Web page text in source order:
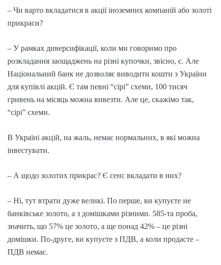
– Чи варто вкладатися в акції іноземних компаній або золоті
прикраси?
– У рамках диверсифікації, коли ми говоримо про
розкладання заощаджень на різні купочки, звісно, є. Але
Національний банк не дозволяє виводити кошти з України
для купівлі акцій. Є там певні “сірі” схеми, 100 тисяч
гривень на місяць можна вивезти. Але це, скажімо так,
“сірі” схеми.
В Україні акцій, на жаль, немає нормальних, в які можна
інвестувати.
– А щодо золотих прикрас? Є сенс вкладати в них?
– Ні, тут втрати дуже великі. По перше, ви купуєте не
банківське золото, а з домішками різними. 585-та проба,
значить, що 57% це золото, а ще понад 42% – це різні
домішки. По-друге, ви купуєте з ПДВ, а коли продасте –
ПДВ немає.